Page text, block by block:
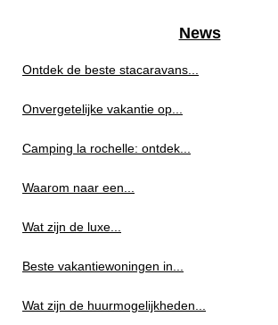
News
Ontdek de beste stacaravans...
Onvergetelijke vakantie op...
Camping la rochelle: ontdek...
Waarom naar een...
Wat zijn de luxe...
Beste vakantiewoningen in...
Wat zijn de huurmogelijkheden...